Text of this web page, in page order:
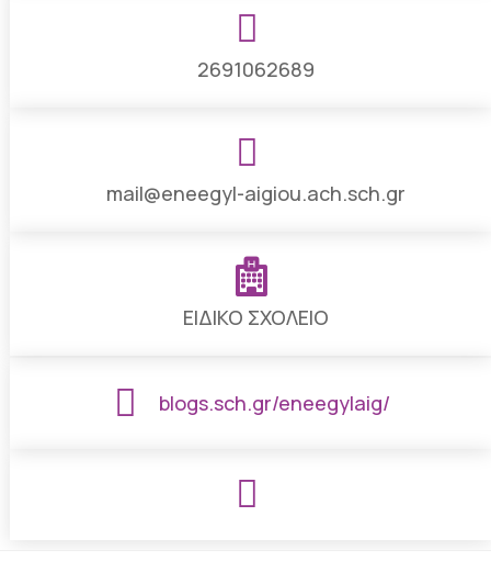

2691062689

mail@eneegyl-aigiou.ach.sch.gr

ΕΙΔΙΚΟ ΣΧΟΛΕΙΟ
 blogs.sch.gr/eneegylaig/
